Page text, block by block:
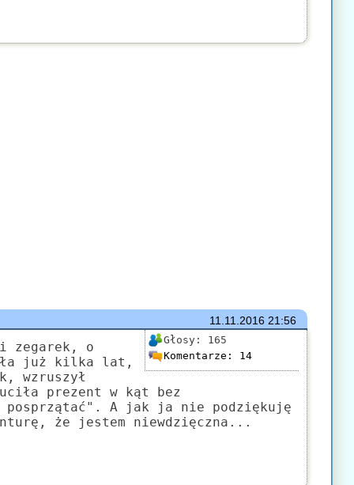
11.11.201621:56
Głosy: 165
Komentarze: 14
zegarek, o
już kilka lat,
wzruszył
prezent w kąt bez
posprzątać". A jak ja nie podziękuję
że jestem niewdzięczna...